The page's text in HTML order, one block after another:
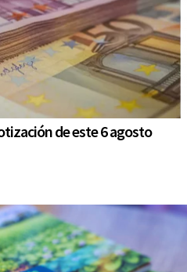
de este 6 agosto